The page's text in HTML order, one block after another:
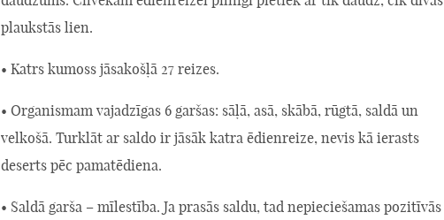
plaukstās lien.
• Katrs kumoss jāsakošļā 27 reizes.
• Organismam vajadzīgas 6 garšas: sāļā, asā, skābā, rūgtā, saldā un
velkošā. Turklāt ar saldo ir jāsāk katra ēdienreize, nevis kā ierasts
deserts pēc pamatēdiena.
• Saldā garša – mīlestība. Ja prasās saldu, tad nepieciešamas pozitīvās